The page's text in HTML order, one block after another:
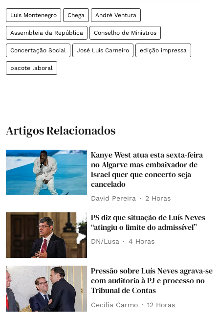
Luís Montenegro Chega André Ventura
Assembleia da República Conselho de Ministros
Concertação Social José Luís Carneiro edição impressa
pacote laboral
Artigos Relacionados
Kanye West atua esta sexta-feira
no Algarve mas embaixador de
Israel quer que concerto seja
cancelado
David Pereira 2 Horas
PS diz que situação de Luís Neves
“atingiu o limite do admissível”
DN/Lusa 4 Horas
Pressão sobre Luís Neves agrava-se
com auditoria à PJ e processo no
Tribunal de Contas
Cecília Carmo 12 Horas